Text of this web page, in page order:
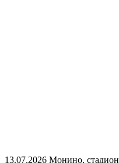
13.07.2026 Монино,